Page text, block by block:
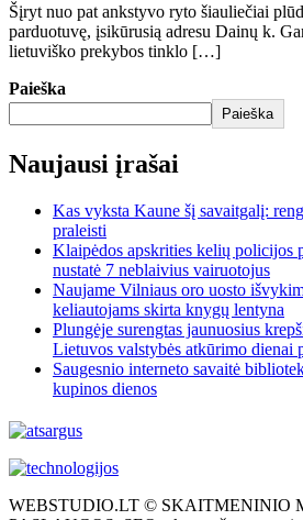
Šįryt nuo pat ankstyvo ryto šiauliečiai
parduotuvę, įsikūrusią adresu Dainų k.
lietuviško prekybos tinklo […]
Paieška
Paieška
Naujausi įrašai
Kas vyksta Kaune šį savaitgalį:
praleisti
Klaipėdos apskrities kelių policijos
nustatė 7 neblaivius vairuotojus
Naujame Vilniaus oro uosto
keliautojams skirta knygų lentyna
Plungėje surengtas jaunuosius
Lietuvos valstybės atkūrimo dienai
Saugesnio interneto savaitė
kupinos dienos
WEBSTUDIO.LT © SKAITMENINIO